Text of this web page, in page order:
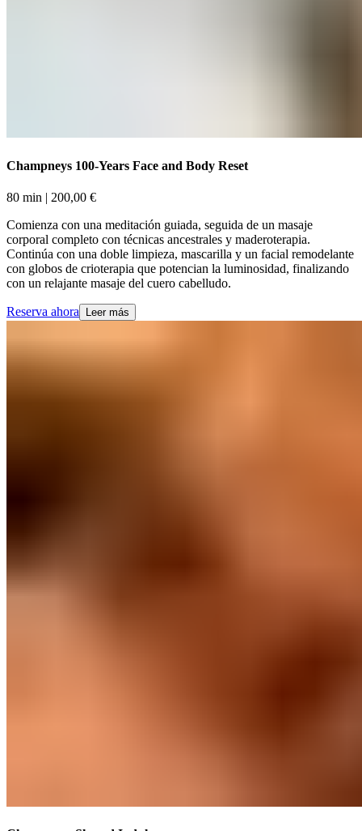
Champneys 100-Years Face and Body Reset​​​​‌ ‍ ​‍​‍‌‍ ‌ ​‍‌‍‍‌‌‍‌ ‌‍‍‌‌‍ ‍​‍​‍​ ‍‍​‍​‍‌ ​ ‌‍​‌‌‍ ‍‌‍‍‌‌ ‌​‌ ‍‌​‍ ‍‌‍‍‌‌‍ ​‍​‍​‍ ​​‍​‍‌‍‍​‌ ​‍‌‍‌‌‌‍‌‍​‍​‍​ ‍‍​‍​‍‌‍‍​‌ ‌​‌ ‌​‌ ​​‌ ​ ​ ‍‍​‍ ​‍ ‌‍ ​​‍ ‌‌‍​‌‌‍ ‍‌‍‌​​‍ ‌‌ ​‍​‍ ‌‌‍‍​‌‍ ‌ ‌​‌‍‌‌‌‍ ​‌ ​ ​‍ ‌‌ ​ ‌ ‌​‌ ‌‌‌‍‌​‌‍‍‌‌‍ ​‍ ‍‌ ‌‍‌‍‌‌‌ ​‍‌‍​ ‌‍‌‌‌‍ ​​‍ ‍‌‍​‌‌ ​​‌ ​​​‍ ‌‍‍‌‌‍ ‍‌ ‌​‌‍‌‌‌‍ ‍‌ ‌​​‍ ‌‍‌‌‌‍‌​‌‍‍‌‌ ‌​​‍ ‌‍ ‌‌‍ ‌‍‌​‌‍‌‌​ ‌‌ ​​‌ ​‍‌‍‌‌‌ ​ ‌‍‌‌‌‍ ‍‌ ‌​‌‍​‌‌ ‌​‌‍‍‌‌‍ ‌‍ ‍​ ‍ ‌‍‍‌‌‍‌​​ ‌‌‍​ ​ ‌‍‌‍‌‌​ ‍‌​ ‍​​ ​‌​ ‌‍​ ​​​‍ ‌​ ‍‌‌‍‌​‌‍​‌​ ‍​​‍ ‌​ ‌​‌‍​‍‌‍​‍​ ​‌​‍ ‌​ ‍‌​ ‌​​ ‌‌​ ‌ ​‍ ‌​ ‌​‌‍​‌‌‍‌‌​ ​ ‌‍‌‍‌‍​‍‌‍​‌​ ‌‍​ ‌​​ ​ ​ ​‍​ ‌ ​ ‍ ‌ ‌​‌ ‍‌‌ ​​‌‍‌‌​ ‌‌‍‍​‌‍ ‌ ‌​‌‍‌‌‌‍ ​‌‌‌​‌ ​‍‌‍‌‌‌‍​‌‌ ‌​‌‍ ‌‌‍‌‌‌‍ ‍‌ ‌​​ ‍ ‌ ​​‌‍​‌‌ ‌​‌‍‍​​ ‌‌ ‌​‌‍‍‌‌ ‌​‌‍ ​‌‍‌‌​ ‌‍​‍‌‍​‌‌ ​ ‌‍‌‌‌‌‌‌‌ ​‍‌‍ ​​ ‌‌‍‍​‌ ‌​‌ ‌​‌ ​​‌ ​ ​‍‌‌​ ​ ‌​​‌​‍‌‌​ ​‍‌​‌‍​‍‌‌​ ​‍‌​‌‍‌‍ ​​‍ ‌‌‍​‌‌‍ ‍‌‍‌​​‍ ‌‌ ​‍​‍ ‌‌‍‍​‌‍ ‌ ‌​‌‍‌‌‌‍ ​‌ ​ ​‍ ‌‌ ​ ‌ ‌​‌ ‌‌‌‍‌​‌‍‍‌‌‍ ​‍ ‍‌ ‌‍‌‍‌‌‌ ​‍‌‍​ ‌‍‌‌‌‍ ​​‍ ‍‌‍​‌‌ ​​‌ ​​​‍‌‍‌‍‍‌‌‍‌​​ ‌‌‍​ ​ ‌‍‌‍‌‌​ ‍‌​ ‍​​ ​‌​ ‌‍​ ​​​‍ ‌​ ‍‌‌‍‌​‌‍​‌​ ‍​​‍ ‌​ ‌​‌‍​‍‌‍​‍​ ​‌​‍ ‌​ ‍‌​ ‌​​ ‌‌​ ‌ ​‍ ‌​ ‌​‌‍​‌‌‍‌‌​ ​ ‌‍‌‍‌‍​‍‌‍​‌​ ‌‍​ ‌​​ ​ ​ ​‍​ ‌ ​‍‌‍‌ ‌​‌ ‍‌‌ ​​‌‍‌‌​ ‌‌‍‍​‌‍ ‌ ‌​‌‍‌‌‌‍ ​‌‌‌​‌ ​‍‌‍‌‌‌‍​‌‌ ‌​‌‍ ‌‌‍‌‌‌‍ ‍‌ ‌​​‍‌‍‌ ​​‌‍​‌‌ ‌​‌‍‍​​ ‌‌ ‌​‌‍‍‌‌ ‌​‌‍ ​‌‍‌‌​‍‌‍‌ ​​‌‍‌‌‌ ​‍‌ ​ ‌ ​​‌‍‌‌‌‍​ ‌ ‌​‌‍‍‌‌ ‌‍‌‍‌‌​ ‌‌ ​​‌ ‌‌‌‍​‍‌‍ ​‌‍‍‌‌ ​ ‌‍‍​‌‍‌‌‌‍‌​​‍​‍‌ ‌
80 min​​​​‌ ‍ ​‍​‍‌‍ ‌ ​‍‌‍‍‌‌‍‌ ‌‍‍‌‌‍ ‍​‍​‍​ ‍‍​‍​‍‌ ​ ‌‍​‌‌‍ ‍‌‍‍‌‌ ‌​‌ ‍‌​‍ ‍‌‍‍‌‌‍ ​‍​‍​‍ ​​‍​‍‌‍‍​‌ ​‍‌‍‌‌‌‍‌‍​‍​‍​ ‍‍​‍​‍‌‍‍​‌ ‌​‌ ‌​‌ ​​‌ ​ ​ ‍‍​‍ ​‍ ‌‍ ​​‍ ‌‌‍​‌‌‍ ‍‌‍‌​​‍ ‌‌ ​‍​‍ ‌‌‍‍​‌‍ ‌ ‌​‌‍‌‌‌‍ ​‌ ​ ​‍ ‌‌ ​ ‌ ‌​‌ ‌‌‌‍‌​‌‍‍‌‌‍ ​‍ ‍‌ ‌‍‌‍‌‌‌ ​‍‌‍​ ‌‍‌‌‌‍ ​​‍ ‍‌‍​‌‌ ​​‌ ​​​‍ ‌‍‍‌‌‍ ‍‌ ‌​‌‍‌‌‌‍ ‍‌ ‌​​‍ ‌‍‌‌‌‍‌​‌‍‍‌‌ ‌​​‍ ‌‍ ‌‌‍ ‌‍‌​‌‍‌‌​ ‌‌ ​​‌ ​‍‌‍‌‌‌ ​ ‌‍‌‌‌‍ ‍‌ ‌​‌‍​‌‌ ‌​‌‍‍‌‌‍ ‌‍ ‍​ ‍ ‌‍‍‌‌‍‌​​ ‌‌‍​ ​ ‌‍‌‍‌‌​ ‍‌​ ‍​​ ​‌​ ‌‍​ ​​​‍ ‌​ ‍‌‌‍‌​‌‍​‌​ ‍​​‍ ‌​ ‌​‌‍​‍‌‍​‍​ ​‌​‍ ‌​ ‍‌​ ‌​​ ‌‌​ ‌ ​‍ ‌​ ‌​‌‍​‌‌‍‌‌​ ​ ‌‍‌‍‌‍​‍‌‍​‌​ ‌‍​ ‌​​ ​ ​ ​‍​ ‌ ​ ‍ ‌ ‌​‌ ‍‌‌ ​​‌‍‌‌​ ‌‌‍‍​‌‍ ‌ ‌​‌‍‌‌‌‍ ​‌‌‌​‌ ​‍‌‍‌‌‌‍​‌‌ ‌​‌‍ ‌‌‍‌‌‌‍ ‍‌ ‌​​ ‍ ‌ ​​‌‍​‌‌ ‌​‌‍‍​​ ‌‌ ‌​‌‍‍‌‌‍ ‌‌‍‌‌​ ‌‍​‍‌‍​‌‌ ​ ‌‍‌‌‌‌‌‌‌ ​‍‌‍ ​​ ‌‌‍‍​‌ ‌​‌ ‌​‌ ​​‌ ​ ​‍‌‌​ ​ ‌​​‌​‍‌‌​ ​‍‌​‌‍​‍‌‌​ ​‍‌​‌‍‌‍ ​​‍ ‌‌‍​‌‌‍ ‍‌‍‌​​‍ ‌‌ ​‍​‍ ‌‌‍‍​‌‍ ‌ ‌​‌‍‌‌‌‍ ​‌ ​ ​‍ ‌‌ ​ ‌ ‌​‌ ‌‌‌‍‌​‌‍‍‌‌‍ ​‍ ‍‌ ‌‍‌‍‌‌‌ ​‍‌‍​ ‌‍‌‌‌‍ ​​‍ ‍‌‍​‌‌ ​​‌ ​​​‍‌‍‌‍‍‌‌‍‌​​ ‌‌‍​ ​ ‌‍‌‍‌‌​ ‍‌​ ‍​​ ​‌​ ‌‍​ ​​​‍ ‌​ ‍‌‌‍‌​‌‍​‌​ ‍​​‍ ‌​ ‌​‌‍​‍‌‍​‍​ ​‌​‍ ‌​ ‍‌​ ‌​​ ‌‌​ ‌ ​‍ ‌​ ‌​‌‍​‌‌‍‌‌​ ​ ‌‍‌‍‌‍​‍‌‍​‌​ ‌‍​ ‌​​ ​ ​ ​‍​ ‌ ​‍‌‍‌ ‌​‌ ‍‌‌ ​​‌‍‌‌​ ‌‌‍‍​‌‍ ‌ ‌​‌‍‌‌‌‍ ​‌‌‌​‌ ​‍‌‍‌‌‌‍​‌‌ ‌​‌‍ ‌‌‍‌‌‌‍ ‍‌ ‌​​‍‌‍‌ ​​‌‍​‌‌ ‌​‌‍‍​​ ‌‌ ‌​‌‍‍‌‌‍ ‌‌‍‌‌​‍‌‍‌ ​​‌‍‌‌‌ ​‍‌ ​ ‌ ​​‌‍‌‌‌‍​ ‌ ‌​‌‍‍‌‌ ‌‍‌‍‌‌​ ‌‌ ​​‌ ‌‌‌‍​‍‌‍ ​‌‍‍‌‌ ​ ‌‍‍​‌‍‌‌‌‍‌​​‍​‍‌ ‌ | 200,00 €​​​​‌ ‍ ​‍​‍‌‍ ‌ ​‍‌‍‍‌‌‍‌ ‌‍‍‌‌‍ ‍​‍​‍​ ‍‍​‍​‍‌ ​ ‌‍​‌‌‍ ‍‌‍‍‌‌ ‌​‌ ‍‌​‍ ‍‌‍‍‌‌‍ ​‍​‍​‍ ​​‍​‍‌‍‍​‌ ​‍‌‍‌‌‌‍‌‍​‍​‍​ ‍‍​‍​‍‌‍‍​‌ ‌​‌ ‌​‌ ​​‌ ​ ​ ‍‍​‍ ​‍ ‌‍ ​​‍ ‌‌‍​‌‌‍ ‍‌‍‌​​‍ ‌‌ ​‍​‍ ‌‌‍‍​‌‍ ‌ ‌​‌‍‌‌‌‍ ​‌ ​ ​‍ ‌‌ ​ ‌ ‌​‌ ‌‌‌‍‌​‌‍‍‌‌‍ ​‍ ‍‌ ‌‍‌‍‌‌‌ ​‍‌‍​ ‌‍‌‌‌‍ ​​‍ ‍‌‍​‌‌ ​​‌ ​​​‍ ‌‍‍‌‌‍ ‍‌ ‌​‌‍‌‌‌‍ ‍‌ ‌​​‍ ‌‍‌‌‌‍‌​‌‍‍‌‌ ‌​​‍ ‌‍ ‌‌‍ ‌‍‌​‌‍‌‌​ ‌‌ ​​‌ ​‍‌‍‌‌‌ ​ ‌‍‌‌‌‍ ‍‌ ‌​‌‍​‌‌ ‌​‌‍‍‌‌‍ ‌‍ ‍​ ‍ ‌‍‍‌‌‍‌​​ ‌‌‍​ ​ ‌‍‌‍‌‌​ ‍‌​ ‍​​ ​‌​ ‌‍​ ​​​‍ ‌​ ‍‌‌‍‌​‌‍​‌​ ‍​​‍ ‌​ ‌​‌‍​‍‌‍​‍​ ​‌​‍ ‌​ ‍‌​ ‌​​ ‌‌​ ‌ ​‍ ‌​ ‌​‌‍​‌‌‍‌‌​ ​ ‌‍‌‍‌‍​‍‌‍​‌​ ‌‍​ ‌​​ ​ ​ ​‍​ ‌ ​ ‍ ‌ ‌​‌ ‍‌‌ ​​‌‍‌‌​ ‌‌‍‍​‌‍ ‌ ‌​‌‍‌‌‌‍ ​‌‌‌​‌ ​‍‌‍‌‌‌‍​‌‌ ‌​‌‍ ‌‌‍‌‌‌‍ ‍‌ ‌​​ ‍ ‌ ​​‌‍​‌‌ ‌​‌‍‍​​ ‌‌ ​​‌ ​‍‌‍‍‌‌‍​ ‌‍‌‌​ ‌‍​‍‌‍​‌‌ ​ ‌‍‌‌‌‌‌‌‌ ​‍‌‍ ​​ ‌‌‍‍​‌ ‌​‌ ‌​‌ ​​‌ ​ ​‍‌‌​ ​ ‌​​‌​‍‌‌​ ​‍‌​‌‍​‍‌‌​ ​‍‌​‌‍‌‍ ​​‍ ‌‌‍​‌‌‍ ‍‌‍‌​​‍ ‌‌ ​‍​‍ ‌‌‍‍​‌‍ ‌ ‌​‌‍‌‌‌‍ ​‌ ​ ​‍ ‌‌ ​ ‌ ‌​‌ ‌‌‌‍‌​‌‍‍‌‌‍ ​‍ ‍‌ ‌‍‌‍‌‌‌ ​‍‌‍​ ‌‍‌‌‌‍ ​​‍ ‍‌‍​‌‌ ​​‌ ​​​‍‌‍‌‍‍‌‌‍‌​​ ‌‌‍​ ​ ‌‍‌‍‌‌​ ‍‌​ ‍​​ ​‌​ ‌‍​ ​​​‍ ‌​ ‍‌‌‍‌​‌‍​‌​ ‍​​‍ ‌​ ‌​‌‍​‍‌‍​‍​ ​‌​‍ ‌​ ‍‌​ ‌​​ ‌‌​ ‌ ​‍ ‌​ ‌​‌‍​‌‌‍‌‌​ ​ ‌‍‌‍‌‍​‍‌‍​‌​ ‌‍​ ‌​​ ​ ​ ​‍​ ‌ ​‍‌‍‌ ‌​‌ ‍‌‌ ​​‌‍‌‌​ ‌‌‍‍​‌‍ ‌ ‌​‌‍‌‌‌‍ ​‌‌‌​‌ ​‍‌‍‌‌‌‍​‌‌ ‌​‌‍ ‌‌‍‌‌‌‍ ‍‌ ‌​​‍‌‍‌ ​​‌‍​‌‌ ‌​‌‍‍​​ ‌‌ ​​‌ ​‍‌‍‍‌‌‍​ ‌‍‌‌​‍‌‍‌ ​​‌‍‌‌‌ ​‍‌ ​ ‌ ​​‌‍‌‌‌‍​ ‌ ‌​‌‍‍‌‌ ‌‍‌‍‌‌​ ‌‌ ​​‌ ‌‌‌‍​‍‌‍ ​‌‍‍‌‌ ​ ‌‍‍​‌‍‌‌‌‍‌​​‍​‍‌ ‌
Comienza con una meditación guiada, seguida de un masaje
corporal completo con técnicas ancestrales y maderoterapia.
Continúa con una doble limpieza, mascarilla y un facial remodelante
con globos de crioterapia que potencian la luminosidad, finalizando
con un relajante masaje del cuero cabelludo.​​​​‌ ‍ ​‍​‍‌‍ ‌ ​‍‌‍‍‌‌‍‌ ‌‍‍‌‌‍ ‍​‍​‍​ ‍‍​‍​‍‌ ​ ‌‍​‌‌‍ ‍‌‍‍‌‌ ‌​‌ ‍‌​‍ ‍‌‍‍‌‌‍ ​‍​‍​‍ ​​‍​‍‌‍‍​‌ ​‍‌‍‌‌‌‍‌‍​‍​‍​ ‍‍​‍​‍‌‍‍​‌ ‌​‌ ‌​‌ ​​‌ ​ ​ ‍‍​‍ ​‍ ‌‍ ​​‍ ‌‌‍​‌‌‍ ‍‌‍‌​​‍ ‌‌ ​‍​‍ ‌‌‍‍​‌‍ ‌ ‌​‌‍‌‌‌‍ ​‌ ​ ​‍ ‌‌ ​ ‌ ‌​‌ ‌‌‌‍‌​‌‍‍‌‌‍ ​‍ ‍‌ ‌‍‌‍‌‌‌ ​‍‌‍​ ‌‍‌‌‌‍ ​​‍ ‍‌‍​‌‌ ​​‌ ​​​‍ ‌‍‍‌‌‍ ‍‌ ‌​‌‍‌‌‌‍ ‍‌ ‌​​‍ ‌‍‌‌‌‍‌​‌‍‍‌‌ ‌​​‍ ‌‍ ‌‌‍ ‌‍‌​‌‍‌‌​ ‌‌ ​​‌ ​‍‌‍‌‌‌ ​ ‌‍‌‌‌‍ ‍‌ ‌​‌‍​‌‌ ‌​‌‍‍‌‌‍ ‌‍ ‍​ ‍ ‌‍‍‌‌‍‌​​ ‌‌‍​ ​ ‌‍‌‍‌‌​ ‍‌​ ‍​​ ​‌​ ‌‍​ ​​​‍ ‌​ ‍‌‌‍‌​‌‍​‌​ ‍​​‍ ‌​ ‌​‌‍​‍‌‍​‍​ ​‌​‍ ‌​ ‍‌​ ‌​​ ‌‌​ ‌ ​‍ ‌​ ‌​‌‍​‌‌‍‌‌​ ​ ‌‍‌‍‌‍​‍‌‍​‌​ ‌‍​ ‌​​ ​ ​ ​‍​ ‌ ​ ‍ ‌ ‌​‌ ‍‌‌ ​​‌‍‌‌​ ‌‌‍‍​‌‍ ‌ ‌​‌‍‌‌‌‍ ​‌‌‌​‌ ​‍‌‍‌‌‌‍​‌‌ ‌​‌‍ ‌‌‍‌‌‌‍ ‍‌ ‌​​ ‍ ‌ ​​‌‍​‌‌ ‌​‌‍‍​​ ‌‌‍‌​‌‍‌‌‌ ​ ‌‍​ ‌ ​‍‌‍‍‌‌ ​​‌ ‌​‌‍‍‌‌‍ ‌‍ ‍​ ‌‍​‍‌‍​‌‌ ​ ‌‍‌‌‌‌‌‌‌ ​‍‌‍ ​​ ‌‌‍‍​‌ ‌​‌ ‌​‌ ​​‌ ​ ​‍‌‌​ ​ ‌​​‌​‍‌‌​ ​‍‌​‌‍​‍‌‌​ ​‍‌​‌‍‌‍ ​​‍ ‌‌‍​‌‌‍ ‍‌‍‌​​‍ ‌‌ ​‍​‍ ‌‌‍‍​‌‍ ‌ ‌​‌‍‌‌‌‍ ​‌ ​ ​‍ ‌‌ ​ ‌ ‌​‌ ‌‌‌‍‌​‌‍‍‌‌‍ ​‍ ‍‌ ‌‍‌‍‌‌‌ ​‍‌‍​ ‌‍‌‌‌‍ ​​‍ ‍‌‍​‌‌ ​​‌ ​​​‍‌‍‌‍‍‌‌‍‌​​ ‌‌‍​ ​ ‌‍‌‍‌‌​ ‍‌​ ‍​​ ​‌​ ‌‍​ ​​​‍ ‌​ ‍‌‌‍‌​‌‍​‌​ ‍​​‍ ‌​ ‌​‌‍​‍‌‍​‍​ ​‌​‍ ‌​ ‍‌​ ‌​​ ‌‌​ ‌ ​‍ ‌​ ‌​‌‍​‌‌‍‌‌​ ​ ‌‍‌‍‌‍​‍‌‍​‌​ ‌‍​ ‌​​ ​ ​ ​‍​ ‌ ​‍‌‍‌ ‌​‌ ‍‌‌ ​​‌‍‌‌​ ‌‌‍‍​‌‍ ‌ ‌​‌‍‌‌‌‍ ​‌‌‌​‌ ​‍‌‍‌‌‌‍​‌‌ ‌​‌‍ ‌‌‍‌‌‌‍ ‍‌ ‌​​‍‌‍‌ ​​‌‍​‌‌ ‌​‌‍‍​​ ‌‌‍‌​‌‍‌‌‌ ​ ‌‍​ ‌ ​‍‌‍‍‌‌ ​​‌ ‌​‌‍‍‌‌‍ ‌‍ ‍​‍‌‍‌ ​​‌‍‌‌‌ ​‍‌ ​ ‌ ​​‌‍‌‌‌‍​ ‌ ‌​‌‍‍‌‌ ‌‍‌‍‌‌​ ‌‌ ​​‌ ‌‌‌‍​‍‌‍ ​‌‍‍‌‌ ​ ‌‍‍​‌‍‌‌‌‍‌​​‍​‍‌ ‌
Reserva ahora​​​​‌ ‍ ​‍​‍‌‍ ‌ ​‍‌‍‍‌‌‍‌ ‌‍‍‌‌‍ ‍​‍​‍​ ‍‍​‍​‍‌ ​ ‌‍​‌‌‍ ‍‌‍‍‌‌ ‌​‌ ‍‌​‍ ‍‌‍‍‌‌‍ ​‍​‍​‍ ​​‍​‍‌‍‍​‌ ​‍‌‍‌‌‌‍‌‍​‍​‍​ ‍‍​‍​‍‌‍‍​‌ ‌​‌ ‌​‌ ​​‌ ​ ​ ‍‍​‍ ​‍ ‌‍ ​​‍ ‌‌‍​‌‌‍ ‍‌‍‌​​‍ ‌‌ ​‍​‍ ‌‌‍‍​‌‍ ‌ ‌​‌‍‌‌‌‍ ​‌ ​ ​‍ ‌‌ ​ ‌ ‌​‌ ‌‌‌‍‌​‌‍‍‌‌‍ ​‍ ‍‌ ‌‍‌‍‌‌‌ ​‍‌‍​ ‌‍‌‌‌‍ ​​‍ ‍‌‍​‌‌ ​​‌ ​​​‍ ‌‍‍‌‌‍ ‍‌ ‌​‌‍‌‌‌‍ ‍‌ ‌​​‍ ‌‍‌‌‌‍‌​‌‍‍‌‌ ‌​​‍ ‌‍ ‌‌‍ ‌‍‌​‌‍‌‌​ ‌‌ ​​‌ ​‍‌‍‌‌‌ ​ ‌‍‌‌‌‍ ‍‌ ‌​‌‍​‌‌ ‌​‌‍‍‌‌‍ ‌‍ ‍​ ‍ ‌‍‍‌‌‍‌​​ ‌‌‍​ ​ ‌‍‌‍‌‌​ ‍‌​ ‍​​ ​‌​ ‌‍​ ​​​‍ ‌​ ‍‌‌‍‌​‌‍​‌​ ‍​​‍ ‌​ ‌​‌‍​‍‌‍​‍​ ​‌​‍ ‌​ ‍‌​ ‌​​ ‌‌​ ‌ ​‍ ‌​ ‌​‌‍​‌‌‍‌‌​ ​ ‌‍‌‍‌‍​‍‌‍​‌​ ‌‍​ ‌​​ ​ ​ ​‍​ ‌ ​ ‍ ‌ ‌​‌ ‍‌‌ ​​‌‍‌‌​ ‌‌‍‍​‌‍ ‌ ‌​‌‍‌‌‌‍ ​‌‌‌​‌ ​‍‌‍‌‌‌‍​‌‌ ‌​‌‍ ‌‌‍‌‌‌‍ ‍‌ ‌​​ ‍ ‌ ​​‌‍​‌‌ ‌​‌‍‍​​ ‌‌‍​ ‌ ‌​‌‍​‌​‍ ‍‌‍ ​‌‍​‌‌‍​‍‌‍‌‌‌‍ ​​ ‌‍​‍‌‍​‌‌ ​ ‌‍‌‌‌‌‌‌‌ ​‍‌‍ ​​ ‌‌‍‍​‌ ‌​‌ ‌​‌ ​​‌ ​ ​‍‌‌​ ​ ‌​​‌​‍‌‌​ ​‍‌​‌‍​‍‌‌​ ​‍‌​‌‍‌‍ ​​‍ ‌‌‍​‌‌‍ ‍‌‍‌​​‍ ‌‌ ​‍​‍ ‌‌‍‍​‌‍ ‌ ‌​‌‍‌‌‌‍ ​‌ ​ ​‍ ‌‌ ​ ‌ ‌​‌ ‌‌‌‍‌​‌‍‍‌‌‍ ​‍ ‍‌ ‌‍‌‍‌‌‌ ​‍‌‍​ ‌‍‌‌‌‍ ​​‍ ‍‌‍​‌‌ ​​‌ ​​​‍‌‍‌‍‍‌‌‍‌​​ ‌‌‍​ ​ ‌‍‌‍‌‌​ ‍‌​ ‍​​ ​‌​ ‌‍​ ​​​‍ ‌​ ‍‌‌‍‌​‌‍​‌​ ‍​​‍ ‌​ ‌​‌‍​‍‌‍​‍​ ​‌​‍ ‌​ ‍‌​ ‌​​ ‌‌​ ‌ ​‍ ‌​ ‌​‌‍​‌‌‍‌‌​ ​ ‌‍‌‍‌‍​‍‌‍​‌​ ‌‍​ ‌​​ ​ ​ ​‍​ ‌ ​‍‌‍‌ ‌​‌ ‍‌‌ ​​‌‍‌‌​ ‌‌‍‍​‌‍ ‌ ‌​‌‍‌‌‌‍ ​‌‌‌​‌ ​‍‌‍‌‌‌‍​‌‌ ‌​‌‍ ‌‌‍‌‌‌‍ ‍‌ ‌​​‍‌‍‌ ​​‌‍​‌‌ ‌​‌‍‍​​ ‌‌‍​ ‌ ‌​‌‍​‌​‍ ‍‌‍ ​‌‍​‌‌‍​‍‌‍‌‌‌‍ ​​‍‌‍‌ ​​‌‍‌‌‌ ​‍‌ ​ ‌ ​​‌‍‌‌‌‍​ ‌ ‌​‌‍‍‌‌ ‌‍‌‍‌‌​ ‌‌ ​​‌ ‌‌‌‍​‍‌‍ ​‌‍‍‌‌ ​ ‌‍‍​‌‍‌‌‌‍‌​​‍​‍‌ ‌ Leer más